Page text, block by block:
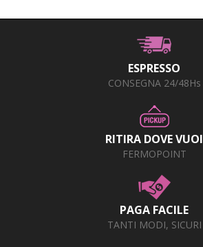
ESPRESSO
CONSEGNA 24/48Hs
RITIRA DOVE VUOI
FERMOPOINT
PAGA FACILE
TANTI MODI, SICURI